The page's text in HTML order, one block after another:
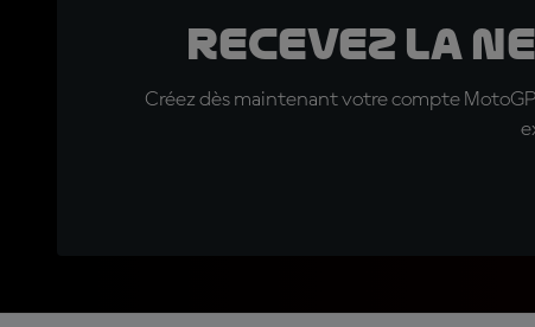
Recevez la
Créez dès maintenant votre compte